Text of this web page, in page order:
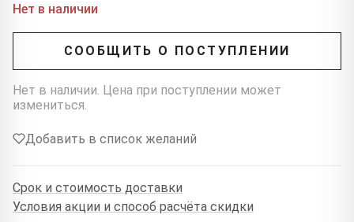
Нет в наличии
СООБЩИТЬ О ПОСТУПЛЕНИИ
Нет в наличии. Цена при поступлении может
измениться.
Добавить в список желаний
Срок и стоимость доставки
Условия акции и способ расчёта скидки